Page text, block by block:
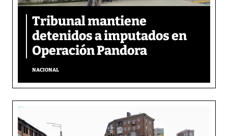
Tribunal mantiene
detenidos a imputados en
Operación Pandora
NACIONAL